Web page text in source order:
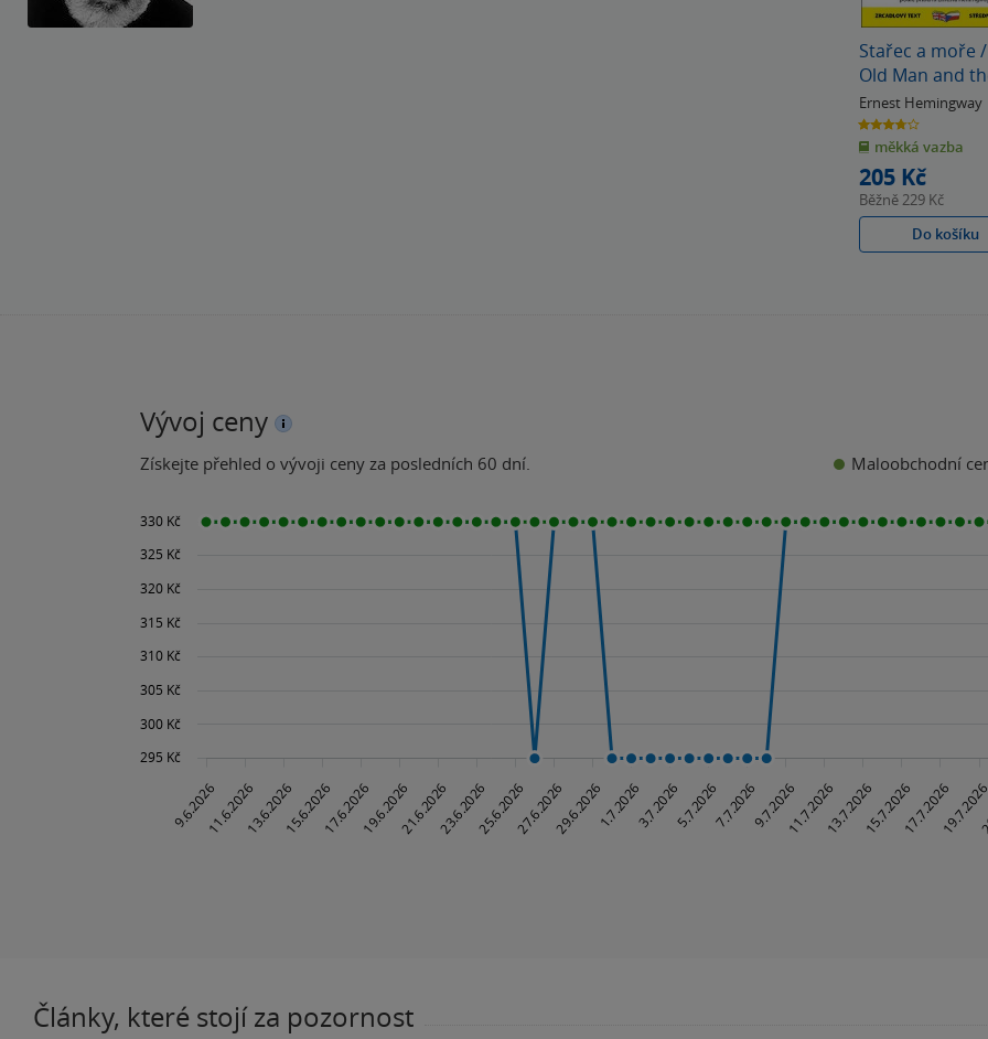
Stařec a moře / The
Old Man and
Ernest Hemingway
3.8
z
5
hvězdiček
měkká vazba
205 Kč
Běžně229 Kč
Do košíku
Vývoj ceny
Získejte přehled o vývoji ceny za posledních 60 dní. Maloobchodní
Články, které stojí za pozornost